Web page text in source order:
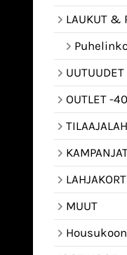
LAUKUT &
UUTUUDET
OUTLET -
MUUT